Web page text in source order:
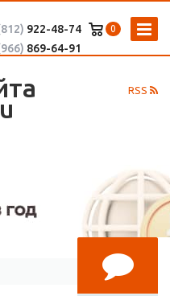
0
922-48-74
869-64-91
RSS